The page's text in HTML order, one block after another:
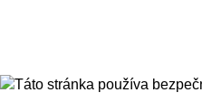
Táto stránka používa